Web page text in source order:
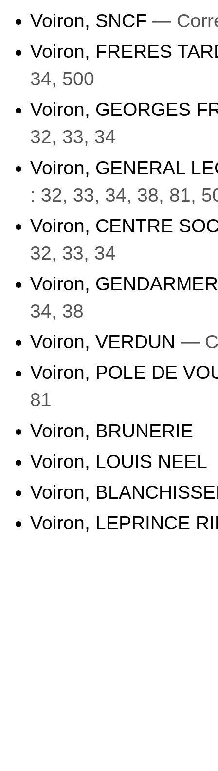
Voiron, SNCF —
Voiron, FRERES
34, 500
Voiron, GEORGES
32, 33, 34
Voiron, GENERAL
: 32, 33, 34, 38, 81,
Voiron, CENTRE
32, 33, 34
Voiron,
34, 38
Voiron, VERDUN —
Voiron, POLE DE
81
Voiron, BRUNERIE
Voiron, LOUIS NEEL
Voiron,
Voiron, LEPRINCE